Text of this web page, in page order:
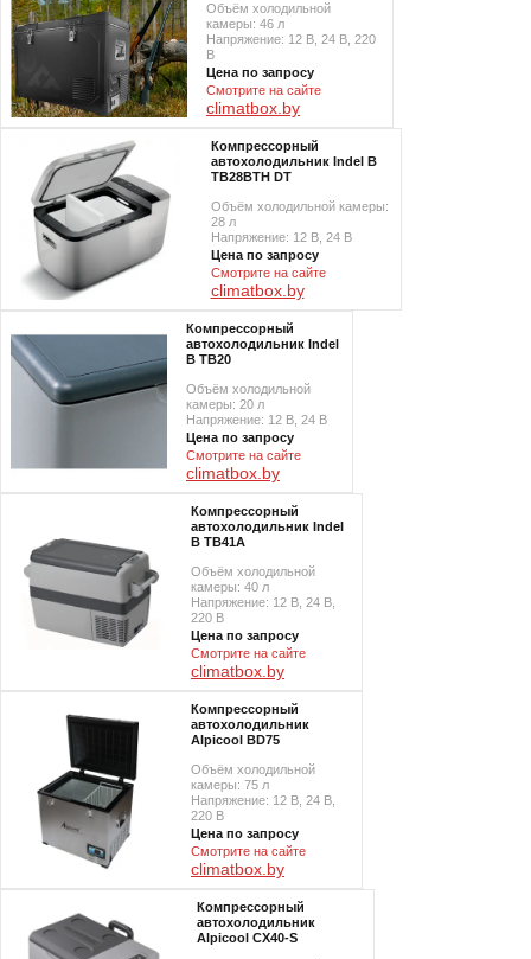
Объём холодильной
камеры: 46 л
Напряжение: 12 В, 24 В, 220
В
Цена по запросу
Смотрите на сайте
climatbox.by
Компрессорный
автохолодильник Indel B
TB28BTH DT
Объём холодильной камеры:
28 л
Напряжение: 12 В, 24 В
Цена по запросу
Смотрите на сайте
climatbox.by
Компрессорный
автохолодильник Indel
B TB20
Объём холодильной
камеры: 20 л
Напряжение: 12 В, 24 В
Цена по запросу
Смотрите на сайте
climatbox.by
Компрессорный
автохолодильник Indel
B TB41A
Объём холодильной
камеры: 40 л
Напряжение: 12 В, 24 В,
220 В
Цена по запросу
Смотрите на сайте
climatbox.by
Компрессорный
автохолодильник
Alpicool BD75
Объём холодильной
камеры: 75 л
Напряжение: 12 В, 24 В,
220 В
Цена по запросу
Смотрите на сайте
climatbox.by
Компрессорный
автохолодильник
Alpicool CX40-S